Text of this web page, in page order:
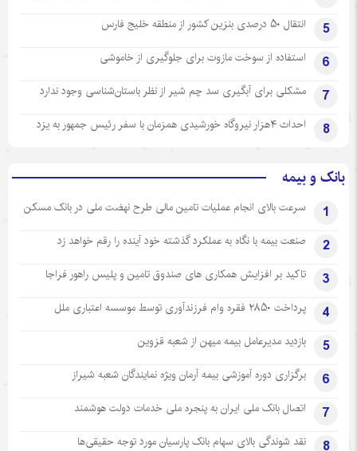
5 انتقال ۵۰ درصدی بنزین کشور از منطقه خلیج فارس
6 استفاده از سوخت مازوت برای جلوگیری از خاموشی
7 مشکلی برای آبگیری سد چم شیر از نظر باستان‌شناسی وجود ندارد
8 احداث ۴هزار نیروگاه خورشیدی همزمان با سفر رئیس جمهور به یزد
بانک و بیمه
1 سرعت بالای انجام عملیات تامین مالی طرح نهضت ملی در بانک مسکن
2 صنعت بیمه با نگاه به عملکرد گذشته خود آینده را رقم خواهد زد
3 تاکید بر افزایش همکاری های صندوق تامین و پلیس راهور فراجا
4 پرداخت ۲۸۵۰ فقره وام فرزندآوری توسط موسسه اعتباری ملل
5 بازدید مدیرعامل بیمه میهن از شعبه قزوین
6 برگزاری دوره آموزشی بیمه آرمان ویژه نمایندگان شعبه شیراز
7 اتصال بانک ملی ایران به پنجره ملی خدمات دولت هوشمند
8 نقد شوندگی بالای سهام بانک پارسیان مورد توجه حقیقی‌ها